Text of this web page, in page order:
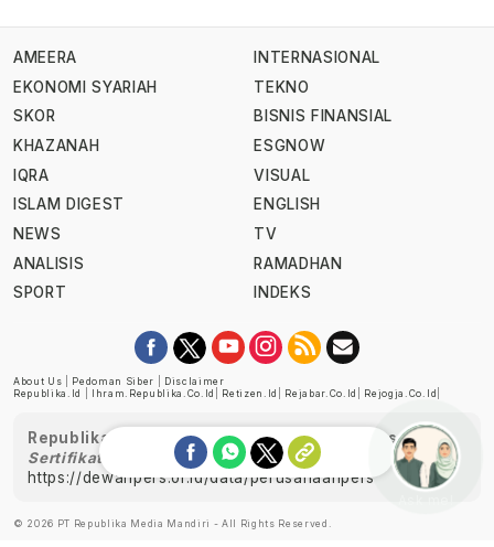
AMEERA
EKONOMI SYARIAH
SKOR
KHAZANAH
IQRA
ISLAM DIGEST
NEWS
ANALISIS
SPORT
INTERNASIONAL
TEKNO
BISNIS FINANSIAL
ESGNOW
VISUAL
ENGLISH
TV
RAMADHAN
INDEKS
About Us Pedoman Siber
Disclaimer
Republika.id
Ihram.republika.co.id Retizen.id Rejabar.co.id Rejogja.co.id
Republika telah diverifikasi oleh Dewan Pers
Sertifikat Nomor 1058/DP-Verifikasi/K/XII/2022
https://dewanpers.or.id/data/perusahaanpers
© 2026 PT Republika Media Mandiri - All Rights Reserved.